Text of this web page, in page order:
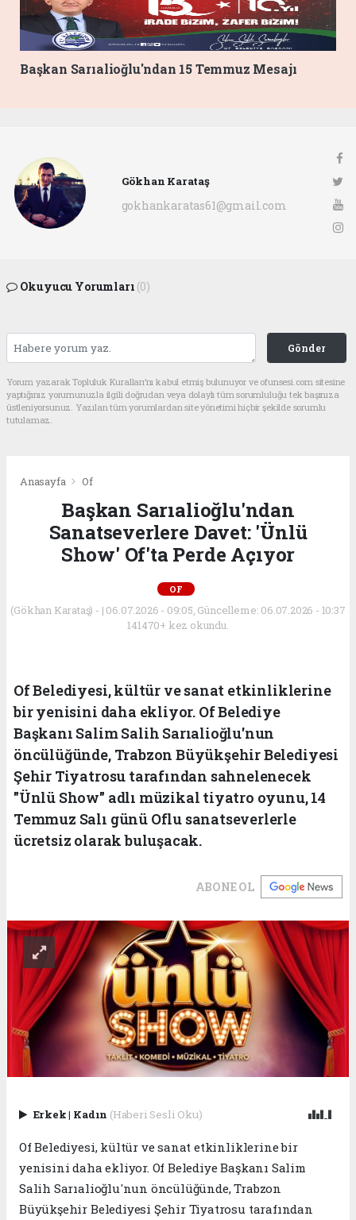
Başkan Sarıalioğlu'ndan 15 Temmuz Mesajı
Gökhan Karataş
gokhankaratas61@gmail.com
Okuyucu Yorumları (0)
Gönder
Yorum yazarak Topluluk Kuralları’nı kabul etmiş bulunuyor ve ofunsesi.com sitesine
yaptığınız yorumunuzla ilgili doğrudan veya dolaylı tüm sorumluluğu tek başınıza
üstleniyorsunuz. Yazılan tüm yorumlardan site yönetimi hiçbir şekilde sorumlu
tutulamaz.
Anasayfa Of
Başkan Sarıalioğlu'ndan
Sanatseverlere Davet: 'Ünlü
Show' Of'ta Perde Açıyor
OF
(Gökhan Karataş) - | 06.07.2026 - 09:05, Güncelleme: 06.07.2026 - 10:37
141470+ kez okundu.
Of Belediyesi, kültür ve sanat etkinliklerine
bir yenisini daha ekliyor. Of Belediye
Başkanı Salim Salih Sarıalioğlu'nun
öncülüğünde, Trabzon Büyükşehir Belediyesi
Şehir Tiyatrosu tarafından sahnelenecek
"Ünlü Show" adlı müzikal tiyatro oyunu, 14
Temmuz Salı günü Oflu sanatseverlerle
ücretsiz olarak buluşacak.
ABONE OL
Erkek| Kadın (Haberi Sesli Oku)
Of Belediyesi, kültür ve sanat etkinliklerine bir
yenisini daha ekliyor. Of Belediye Başkanı Salim
Salih Sarıalioğlu'nun öncülüğünde, Trabzon
Büyükşehir Belediyesi Şehir Tiyatrosu tarafından